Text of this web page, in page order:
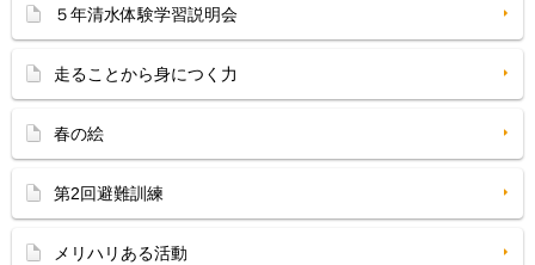
５年清水体験学習説明会
走ることから身につく力
春の絵
第2回避難訓練
メリハリある活動